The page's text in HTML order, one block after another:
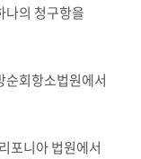
나의 청구항을
순회항소법원에서
포니아 법원에서